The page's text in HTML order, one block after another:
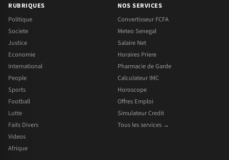
RUBRIQUES
Politique
Societe
Justice
Economie
International
People
Sports
Football
Lutte
Faits Divers
Videos
Afrique
NOS SERVICES
Convertisseur FCFA
Meteo Senegal
Salaire Net
Horaires Priere
Pharmacie de Garde
Calculateur IMC
Horoscope
Offres Emploi
Simulateur Credit
Tous les services →